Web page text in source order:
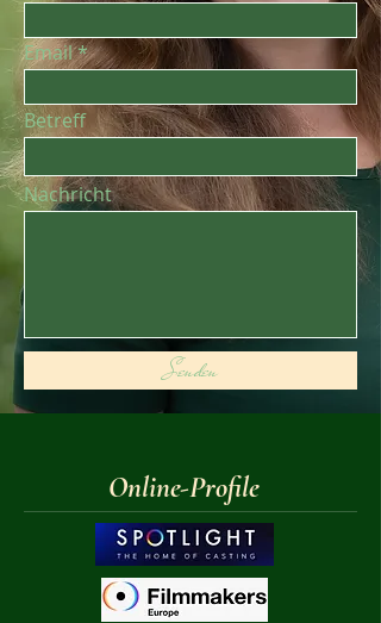
Email
Betreff
Nachricht
Senden
Online-Profile